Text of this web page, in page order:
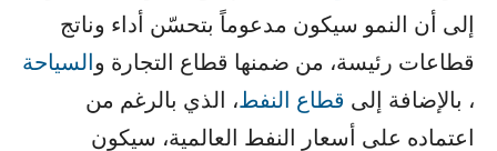
إلى أن النمو سيكون مدعوماً بتحسّن أداء وناتج
قطاعات رئيسة، من ضمنها قطاع التجارة و​ السياحة
، بالإضافة إلى ​ قطاع النفط​، الذي بالرغم من
اعتماده على أسعار النفط العالمية، سيكون